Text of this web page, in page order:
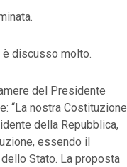
discusso molto.
del Presidente
“La nostra Costituzione
della Repubblica,
essendo il
Stato. La proposta